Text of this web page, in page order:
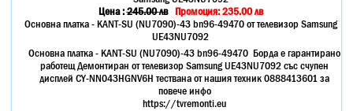
Цена :245.00лв Промоция: 235.00 лв
Основна платка - KANT-SU (NU7090)-43 bn96-49470 от телевизор Samsung
UE43NU7092
Основна платка - KANT-SU (NU7090)-43 bn96-49470 Борда е гарантирано
работещ Демонтиран от телевизор Samsung UE43NU7092 със счупен
дисплей CY-NN043HGNV6H тествана от нашия техник 0888413601 за
повече инфо
https://tvremonti.eu